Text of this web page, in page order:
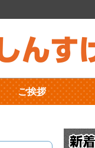
ご挨拶